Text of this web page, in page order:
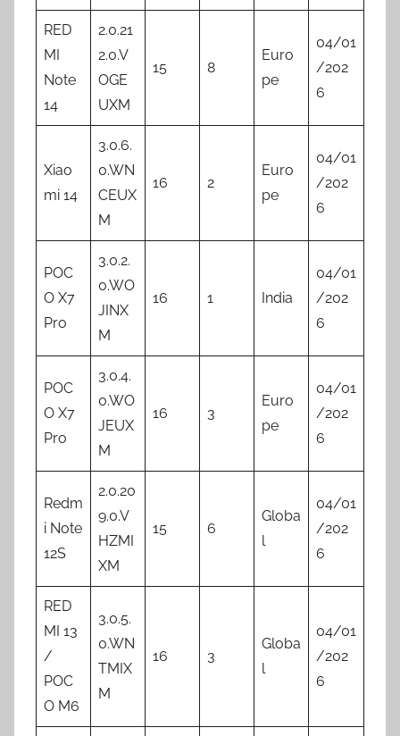
RED
MI
Note
14
2.0.21
2.0.V
OGE
UXM
15 8
Euro
pe
04/01
/202
6
Xiao
mi 14
3.0.6.
0.WN
CEUX
M
16 2
Euro
pe
04/01
/202
6
POC
O X7
Pro
3.0.2.
0.WO
JINX
M
16 1 India
04/01
/202
6
POC
O X7
Pro
3.0.4.
0.WO
JEUX
M
16 3
Euro
pe
04/01
/202
6
Redm
i Note
12S
2.0.20
9.0.V
HZMI
XM
15 6
Globa
l
04/01
/202
6
RED
MI 13
/
POC
O M6
3.0.5.
0.WN
TMIX
M
16 3
Globa
l
04/01
/202
6